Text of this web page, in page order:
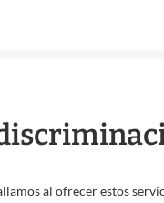
al ofrecer estos